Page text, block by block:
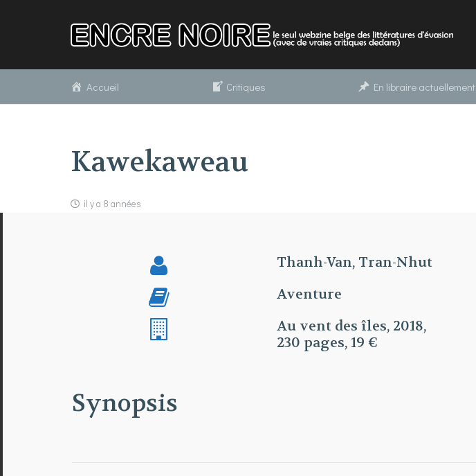
Accueil Critiques En libraire actuellement
Kawekaweau
il y a 8 années
Thanh-Van, Tran-Nhut
Aventure
Au vent des îles, 2018,
230 pages, 19 €
Synopsis